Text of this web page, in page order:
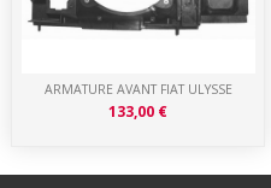
ARMATURE AVANT FIAT ULYSSE
133,00 €